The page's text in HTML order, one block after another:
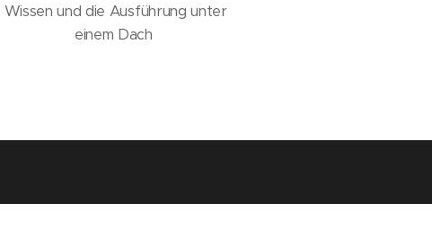
Wissen und die Ausführung unter
einem Dach